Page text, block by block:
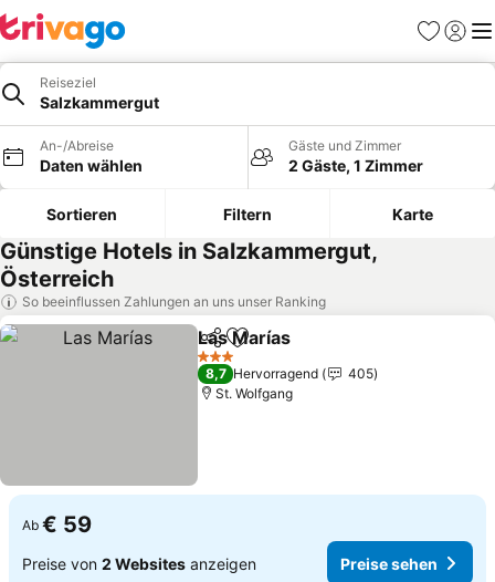
Favoriten
Reiseziel
Salzkammergut
An-/Abreise
Daten wählen
Gäste und Zimmer
2 Gäste, 1 Zimmer
Sortieren Filtern Karte
Günstige Hotels in Salzkammergut,
Österreich
So beeinflussen Zahlungen an uns unser Ranking
TeilenZu Favoriten hinzufügen
Las Marías
3 Sterne
8,7 Hervorragend
405
St. Wolfgang
Ab € 59
Preise von 2 Websites anzeigen Preise sehen